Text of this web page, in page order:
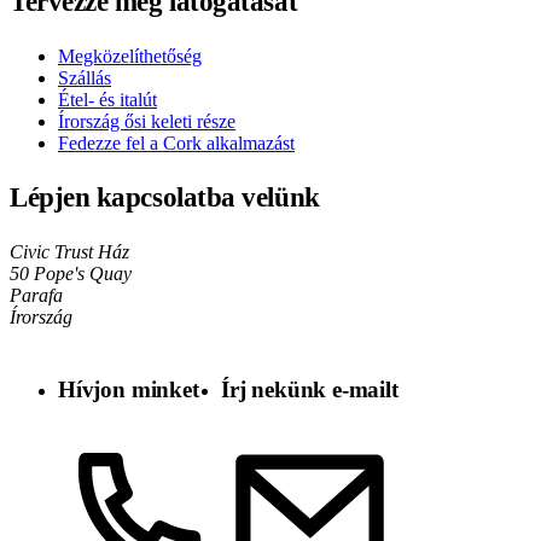
Megközelíthetőség
Szállás
Étel- és italút
Írország ősi keleti része
Fedezze fel a Cork alkalmazást
Lépjen kapcsolatba velünk
Civic Trust Ház
50 Pope's Quay
Parafa
Írország
Hívjon minket Írj nekünk e-mailt